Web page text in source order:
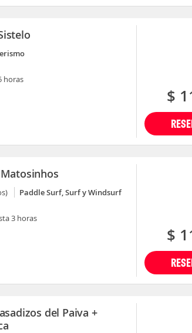
horas
$
Paddle Surf, Surf y Windsurf
3 horas
$
del Paiva +